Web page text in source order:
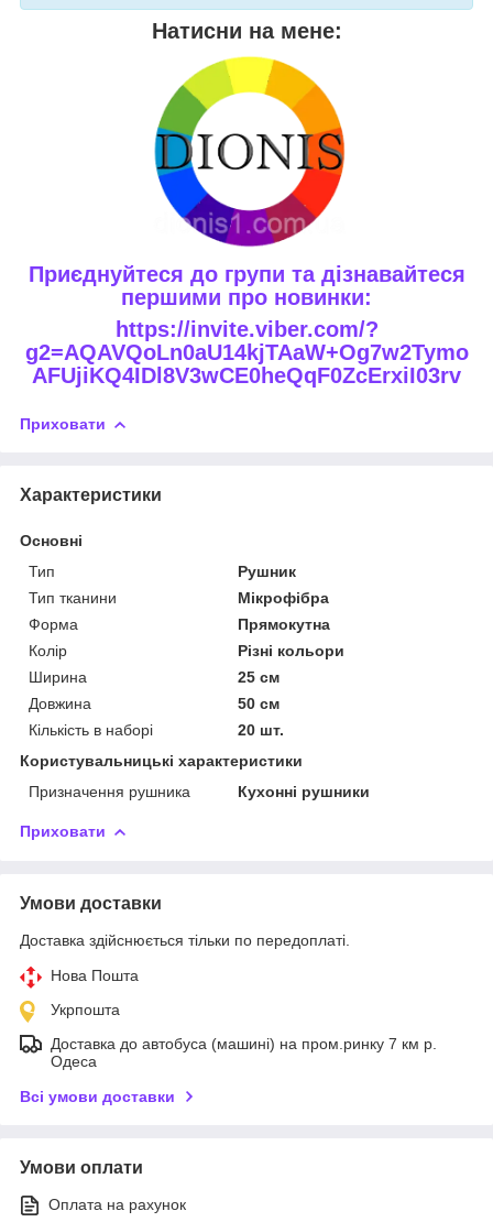
Натисни на мене:
Приєднуйтеся до групи та дізнавайтеся
першими про новинки:
https://invite.viber.com/?
g2=AQAVQoLn0aU14kjTAaW+Og7w2Tymo
AFUjiKQ4IDl8V3wCE0heQqF0ZcErxiI03rv
Приховати
Характеристики
Основні
Тип
Рушник
Тип тканини
Мікрофібра
Форма
Прямокутна
Колір
Різні кольори
Ширина
25 см
Довжина
50 см
Кількість в наборі
20 шт.
Користувальницькі характеристики
Призначення рушника
Кухонні рушники
Приховати
Умови доставки
Доставка здійснюється тільки по передоплаті.
Нова Пошта
Укрпошта
Доставка до автобуса (машині) на пром.ринку 7 км р.
Одеса
Всі умови доставки
Умови оплати
Оплата на рахунок